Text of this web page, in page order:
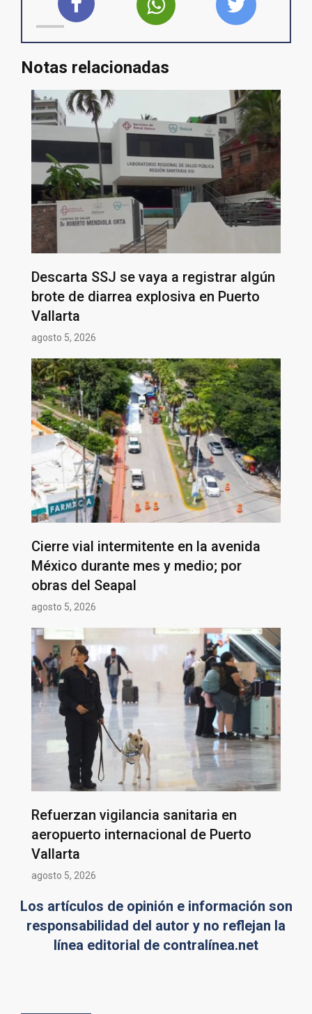
Notas relacionadas
Descarta SSJ se vaya a registrar algún
brote de diarrea explosiva en Puerto
Vallarta
agosto 5, 2026
Cierre vial intermitente en la avenida
México durante mes y medio; por
obras del Seapal
agosto 5, 2026
Refuerzan vigilancia sanitaria en
aeropuerto internacional de Puerto
Vallarta
agosto 5, 2026
Los artículos de opinión e información son
responsabilidad del autor y no reflejan la
línea editorial de contralínea.net